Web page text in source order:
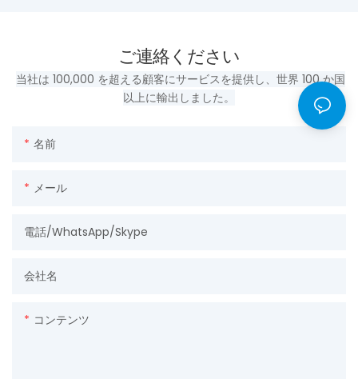
ご連絡ください
当社は 100,000 を超える顧客にサービスを提供し、世界 100 か国
以上に輸出しました。
名前
メール
電話/WhatsApp/Skype
会社名
コンテンツ